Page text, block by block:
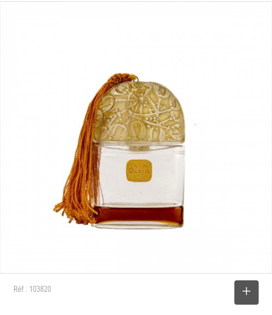
Réf : 103820